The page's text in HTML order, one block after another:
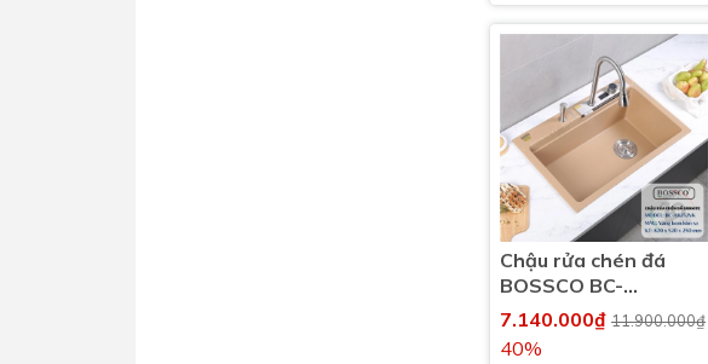
Chậu rửa chén đá
BOSSCO BC-
A8252VK 1 hộc 2
phím đa năng
7.140.000₫ 11.900.000₫
40%